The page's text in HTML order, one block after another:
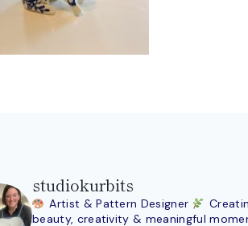
studiokurbits
Artist & Pattern Designer
beauty, creativity & meaningful